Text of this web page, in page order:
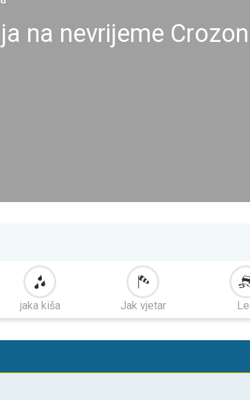
na nevrijeme Crozon
jaka kiša Jak vjetar